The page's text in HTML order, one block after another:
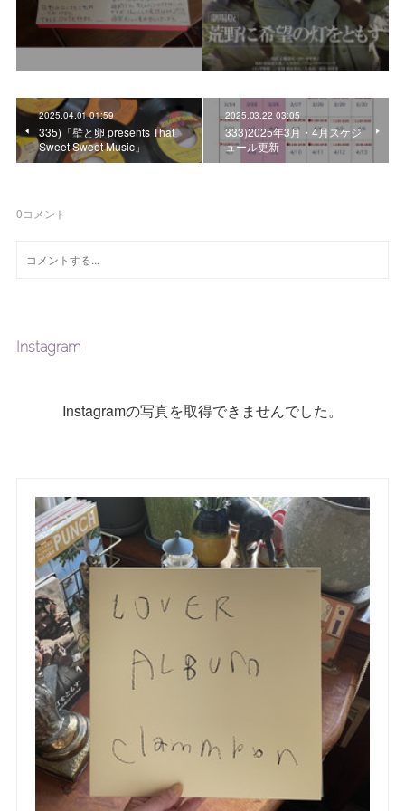
2025.04.01 01:59
335)「壁と卵 presents That
Sweet Sweet Music」
2025.03.22 03:05
333)2025年3月・4月スケジ
ュール更新
0コメント
Instagram
Instagramの写真を取得できませんでした。